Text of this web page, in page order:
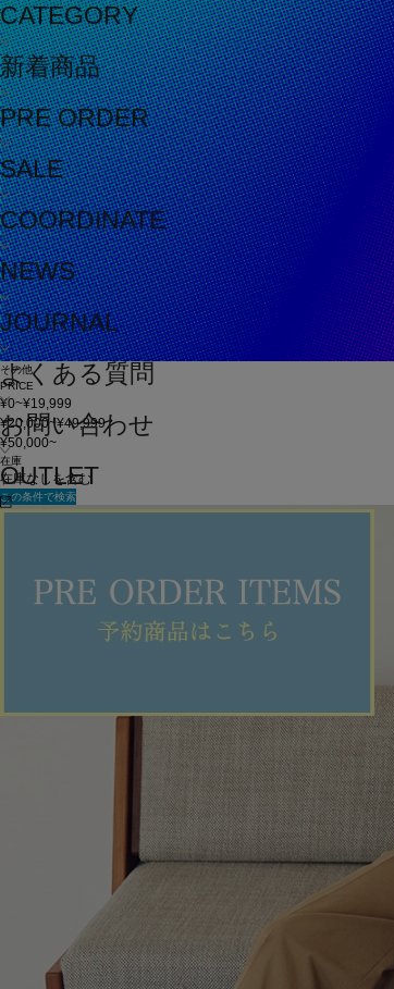
CATEGORY
新着商品
PRE ORDER
SALE
COORDINATE
NEWS
JOURNAL
よくある質問
お問い合わせ
OUTLET
その他
PRICE
¥0~¥19,999
¥20,000~¥49,999
¥50,000~
在庫
在庫なしを含む
この条件で検索